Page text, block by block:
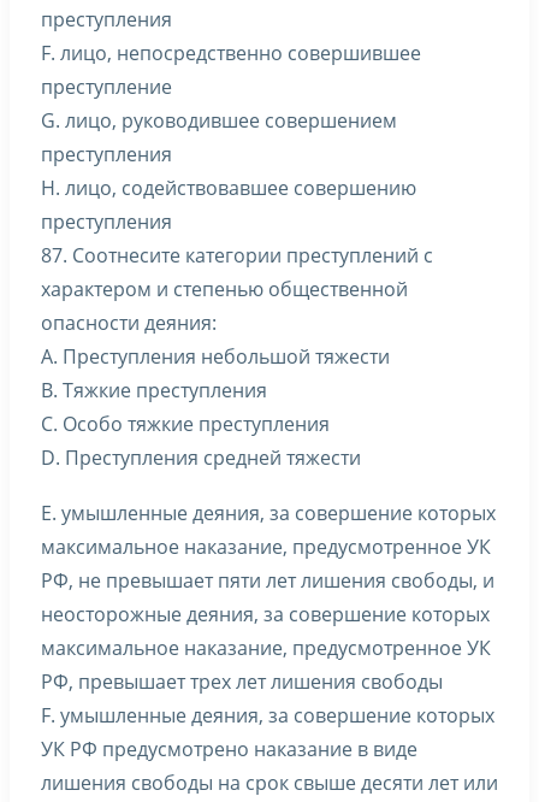
преступления
F. лицо, непосредственно совершившее
преступление
G. лицо, руководившее совершением
преступления
H. лицо, содействовавшее совершению
преступления
87. Соотнесите категории преступлений с
характером и степенью общественной
опасности деяния:
A. Преступления небольшой тяжести
B. Тяжкие преступления
C. Особо тяжкие преступления
D. Преступления средней тяжести
E. умышленные деяния, за совершение которых
максимальное наказание, предусмотренное УК
РФ, не превышает пяти лет лишения свободы, и
неосторожные деяния, за совершение которых
максимальное наказание, предусмотренное УК
РФ, превышает трех лет лишения свободы
F. умышленные деяния, за совершение которых
УК РФ предусмотрено наказание в виде
лишения свободы на срок свыше десяти лет или